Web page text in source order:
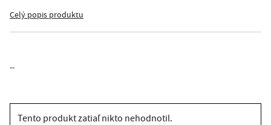
Celý popis produktu
--
Tento produkt zatiaľ nikto nehodnotil.